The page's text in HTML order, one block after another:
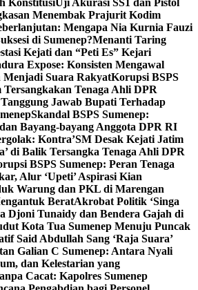
KonstitusiUji Akurasi SS1 dan Pistol
Menembak Prajurit Kodim
Mengapa Nia Kurnia Fauzi
di Sumenep?Menanti Taring
Kejati dan “Peti Es” Kejari
Expose: Konsisten Mengawal
Suara RakyatKorupsi BSPS
Tenaga Ahli DPR
Jawab Bupati Terhadap
Skandal BSPS Sumenep:
Bayang-bayang Anggota DPR RI
Kontra’SM Desak Kejati Jatim
di Balik Tersangka Tenaga Ahli DPR
BSPS Sumenep: Peran Tenaga
Alur ‘Upeti’ Aspirasi Kian
Warung dan PKL di Marengan
BeratAkrobat Politik ‘Singa
Djoni Tunaidy dan Bendera Gajah di
Kota Tua Sumenep Menuju Puncak
Said Abdullah Sang ‘Raja Suara’
Galian C Sumenep: Antara Nyali
dan Kelestarian yang
Cacat: Kapolres Sumenep